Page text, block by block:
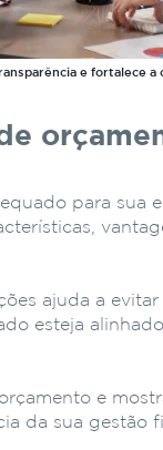
e fortalece a
para sua
ajuda a evitar
esteja
e
da sua gestão